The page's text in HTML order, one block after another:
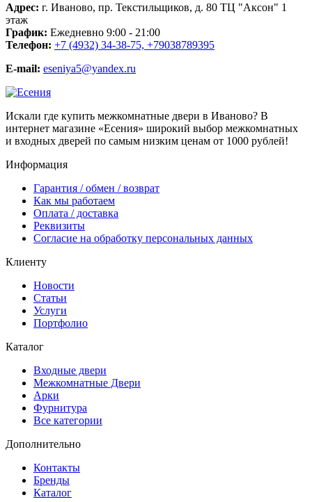
Адрес: г. Иваново, пр. Текстильщиков, д. 80 ТЦ "Аксон" 1
этаж
График: Ежедневно 9:00 - 21:00
Телефон: +7 (4932) 34-38-75, +79038789395
E-mail: eseniya5@yandex.ru
Искали где купить межкомнатные двери в Иваново? В
интернет магазине «Есения» широкий выбор межкомнатных
и входных дверей по самым низким ценам от 1000 рублей!
Информация
Гарантия / обмен / возврат
Как мы работаем
Оплата / доставка
Реквизиты
Согласие на обработку персональных данных
Клиенту
Новости
Cтатьи
Услуги
Портфолио
Каталог
Входные двери
Межкомнатные Двери
Арки
Фурнитура
Все категории
Дополнительно
Контакты
Бренды
Каталог